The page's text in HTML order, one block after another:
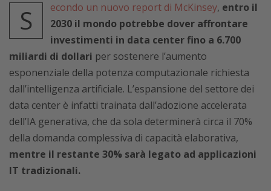
S econdo un nuovo report di McKinsey, entro il
2030 il mondo potrebbe dover affrontare
investimenti in data center fino a 6.700
miliardi di dollari per sostenere l’aumento
esponenziale della potenza computazionale richiesta
dall’intelligenza artificiale. L’espansione del settore dei
data center è infatti trainata dall’adozione accelerata
dell’IA generativa, che da sola determinerà circa il 70%
della domanda complessiva di capacità elaborativa,
mentre il restante 30% sarà legato ad applicazioni
IT tradizionali.